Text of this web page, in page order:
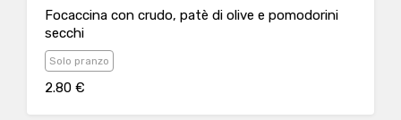
Focaccina con crudo, patè di olive e pomodorini
secchi
Solo pranzo
2.80 €